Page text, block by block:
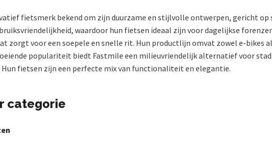
fietsmerk bekend om zijn duurzame en stijlvolle ontwerpen, gericht
waardoor hun fietsen ideaal zijn voor dagelijkse
zorgt voor een soepele en snelle rit. Hun productlijn omvat zowel e-
populariteit biedt Fastmile een milieuvriendelijk alternatief voor
Hun fietsen zijn een perfecte mix van functionaliteit en elegantie.
categorie